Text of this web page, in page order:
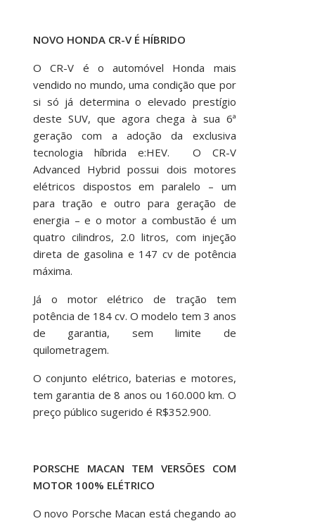
NOVO HONDA CR-V É HÍBRIDO
O CR-V é o automóvel Honda mais
vendido no mundo, uma condição que por
si só já determina o elevado prestígio
deste SUV, que agora chega à sua 6ª
geração com a adoção da exclusiva
tecnologia híbrida e:HEV. O CR-V
Advanced Hybrid possui dois motores
elétricos dispostos em paralelo – um
para tração e outro para geração de
energia – e o motor a combustão é um
quatro cilindros, 2.0 litros, com injeção
direta de gasolina e 147 cv de potência
máxima.
Já o motor elétrico de tração tem
potência de 184 cv. O modelo tem 3 anos
de garantia, sem limite de
quilometragem.
O conjunto elétrico, baterias e motores,
tem garantia de 8 anos ou 160.000 km. O
preço público sugerido é R$352.900.
PORSCHE MACAN TEM VERSÕES COM
MOTOR 100% ELÉTRICO
O novo Porsche Macan está chegando ao